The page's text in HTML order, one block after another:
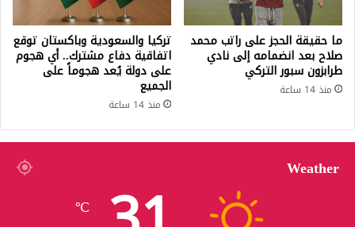
ما حقيقة الحجز على راتب محمد
صلاح بعد انضمامه إلى نادي
طرابزون سبور التركي
منذ 14 ساعة
تركيا والسعودية وباكستان توقع
اتفاقية دفاع مشترك.. أي هجوم
على دولة يُعد هجوماً على
الجميع
منذ 14 ساعة
Weather
℃